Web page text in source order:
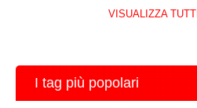
VISUALIZZA TUTTI
I tag più popolari